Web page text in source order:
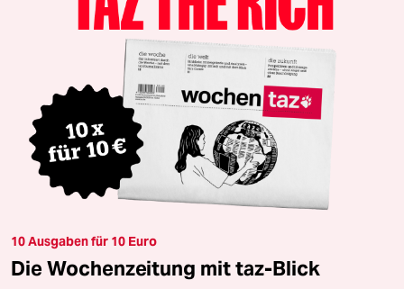
10 Ausgaben für 10 Euro
Die Wochenzeitung mit taz-Blick